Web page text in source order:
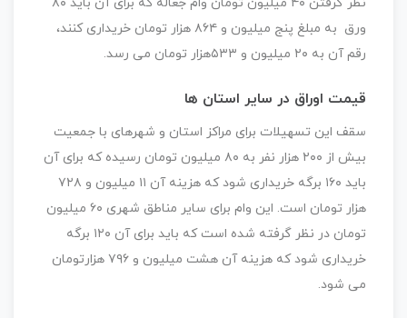
ورق به مبلغ پنج میلیون و ۸۶۴ هزار تومان خریداری کنند،
رقم آن به ۲۰ میلیون و ۵۳۳هزار تومان می رسد.
قیمت اوراق در سایر استان ها
سقف این تسهیلات برای مراکز استان و شهرهای با جمعیت
بیش از ۲۰۰ هزار نفر به ۸۰ میلیون تومان رسیده که برای آن
باید ۱۶۰ برگه خریداری شود که هزینه آن ۱۱ میلیون و ۷۲۸
هزار تومان است. این وام برای سایر مناطق شهری ۶۰ میلیون
تومان در نظر گرفته شده است که باید برای آن ۱۲۰ برگه
خریداری شود که هزینه آن هشت میلیون و ۷۹۶ هزارتومان
می شود.